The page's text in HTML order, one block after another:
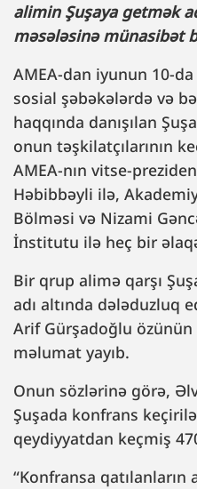
alimin Şuşaya getmək
məsələsinə münasibət
AMEA-dan iyunun 10-
sosial şəbəkələrdə və
haqqında danışılan
onun təşkilatçılarının
AMEA-nın vitse-
Həbibbəyli ilə,
Bölməsi və Nizami
İnstitutu ilə heç bir
Bir qrup alimə qarşı
adı altında dələduzluq
Arif Gürşadoğlu özünün
məlumat yayıb.
Onun sözlərinə görə,
Şuşada konfrans
qeydiyyatdan keçmiş
“Konfransa